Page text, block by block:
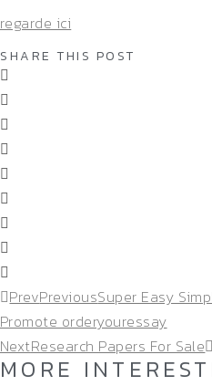
regarde ici
SHARE THIS POST
PrevPreviousSuper Easy
Promote orderyouressay
NextResearch Papers For Sale
MORE